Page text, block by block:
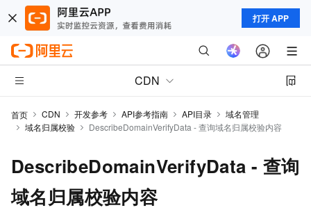
打开 APP
CDN
首页 CDN 开发参考 API参考指南 API目录
域名管理
域名归属校验
DescribeDomainVerifyData - 查询域名归属校验内容
DescribeDomainVerifyData - 查询
域名归属校验内容